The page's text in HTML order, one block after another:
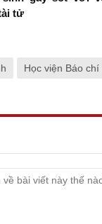
tử
Học viện Báo